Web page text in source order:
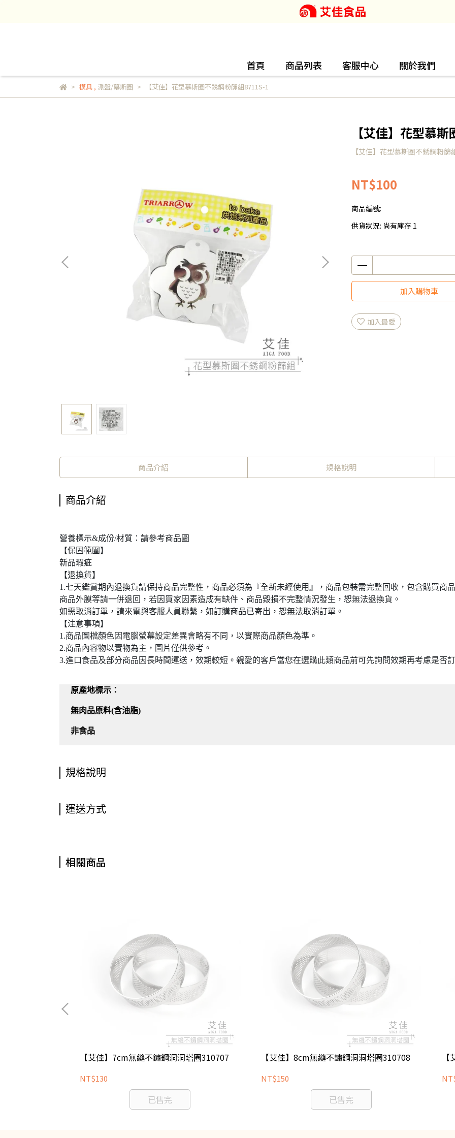
首頁 商品列表 客服中心 關於我們
模具, 派盤/幕斯圈 【艾佳】花型慕斯圈不銹鋼粉篩組8711S-1
【艾佳】花型慕
【艾佳】花型慕斯圈不銹鋼粉篩
NT$100
商品編號:
供貨狀況: 尚有庫存 1
加入購物車
加入最愛
商品介紹 規格說明
商品介紹
營養標示&成份/材質：請參考商品圖
【保固範圍】
新品瑕疵
【退換貨】
1.七天鑑賞期內退換貨請保持商品完整性，商品必須為『全新未經使用』，商品包裝需完整回收，包含購買商
商品外膜等請一併退回，若因買家因素造成有缺件、商品毀損不完整情況發生，恕無法退換貨。
如需取消訂單，請來電與客服人員聯繫，如訂購商品已寄出，恕無法取消訂單。
【注意事項】
1.商品圖檔顏色因電腦螢幕設定差異會略有不同，以實際商品顏色為準。
2.商品內容物以實物為主，圖片僅供參考。
3.進口食品及部分商品因長時間運送，效期較短。親愛的客戶當您在選購此類商品前可先詢問效期再考慮是否
原產地標示：
無肉品原料(含油脂)
非食品
規格說明
運送方式
相關商品
【艾佳】7cm無縫不鏽鋼洞洞塔圈310707
NT$130
已售完
【艾佳】8cm無縫不鏽鋼洞洞塔圈310708
NT$150
已售完